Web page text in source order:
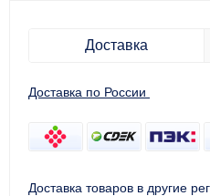
Доставка
Доставка по России
Доставка товаров в другие